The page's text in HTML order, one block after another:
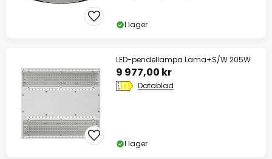
I lager
LED-pendellampa Lama+S/W 205W
9 977,00 kr
Datablad
I lager